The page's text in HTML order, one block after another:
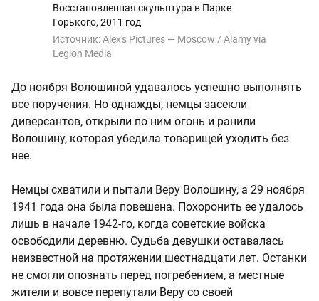
Восстановленная скульптура в Парке
Горького, 2011 год
Источник:Alex's Pictures — Moscow / Alamy via
Legion Media
До ноября Волошиной удавалось успешно выполнять
все поручения. Но однажды, немцы засекли
диверсантов, открыли по ним огонь и ранили
Волошину, которая убедила товарищей уходить без
нее.
Немцы схватили и пытали Веру Волошину, а 29 ноября
1941 года она была повешена. Похоронить ее удалось
лишь в начале 1942-го, когда советские войска
освободили деревню. Судьба девушки оставалась
неизвестной на протяжении шестнадцати лет. Останки
не смогли опознать перед погребением, а местные
жители и вовсе перепутали Веру со своей